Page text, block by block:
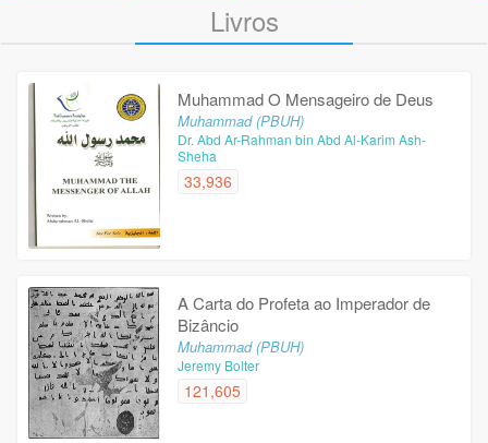
Livros
Muhammad O Mensageiro de Deus
Muhammad (PBUH)
Dr. Abd Ar-Rahman bin Abd Al-Karim Ash-
Sheha
33,936
A Carta do Profeta ao Imperador de
Bizâncio
Muhammad (PBUH)
Jeremy Bolter
121,605